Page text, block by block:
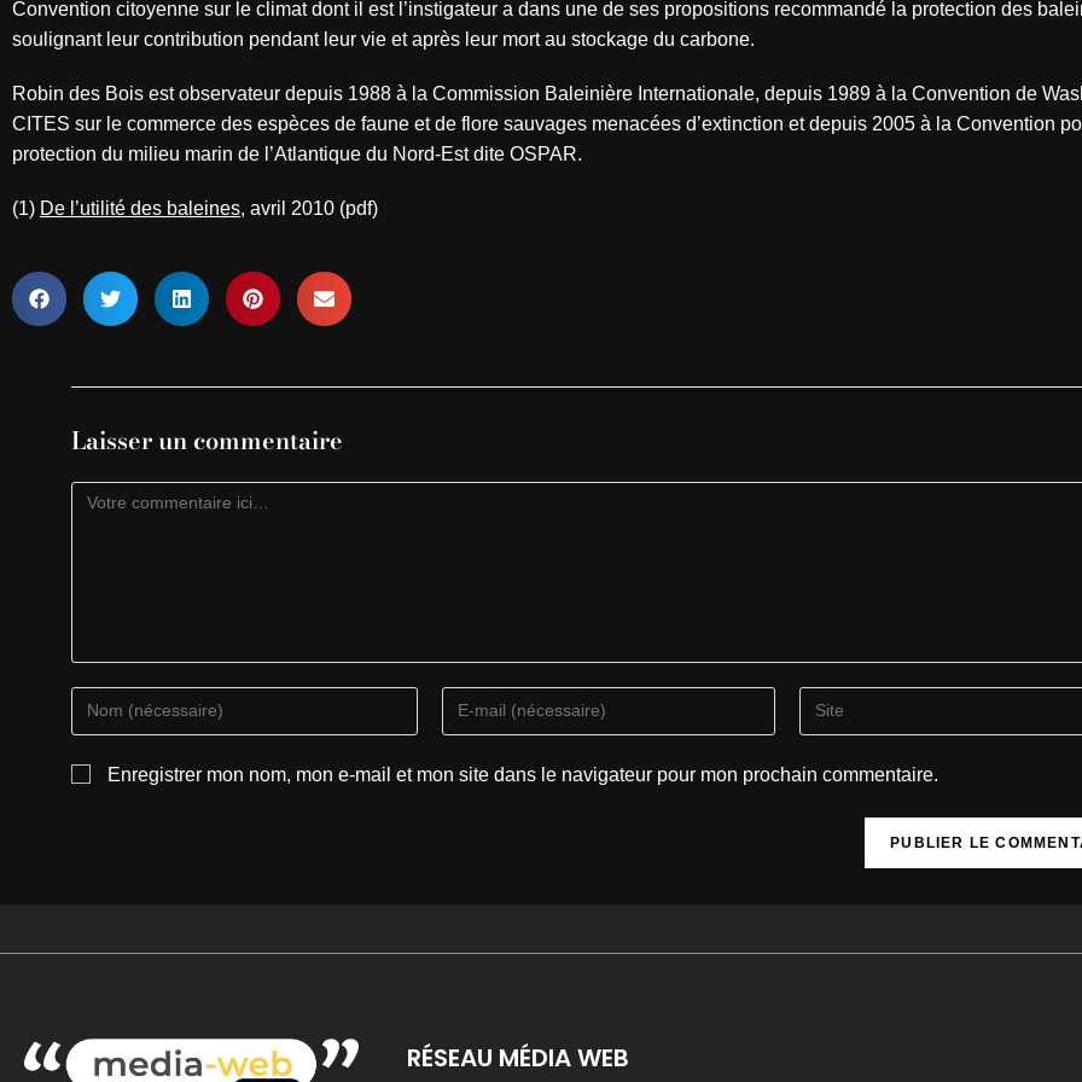
Convention citoyenne sur le climat dont il est l’instigateur a dans une de ses propositions recommandé la protection des
soulignant leur contribution pendant leur vie et après leur mort au stockage du carbone.
Robin des Bois est observateur depuis 1988 à la Commission Baleinière Internationale, depuis 1989 à la Convention de
CITES sur le commerce des espèces de faune et de flore sauvages menacées d’extinction et depuis 2005 à la Convention
protection du milieu marin de l’Atlantique du Nord-Est dite OSPAR.
(1) De l’utilité des baleines, avril 2010 (pdf)
Laisser un commentaire
Enregistrer mon nom, mon e-mail et mon site dans le navigateur pour mon prochain commentaire.
RÉSEAU MÉDIA WEB